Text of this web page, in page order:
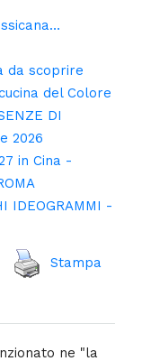
per
2026